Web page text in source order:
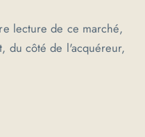
lecture de ce marché,
du côté de l'acquéreur,